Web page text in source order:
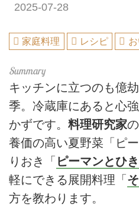
2025-07-28
家庭料理 レシピ
キッチンに立つのも億
季。冷蔵庫にあると心
かずです。 料理研究家の
養価の高い夏野菜「ピ
りおき「 ピーマンとひ
軽にできる展開料理「
方を教わります。